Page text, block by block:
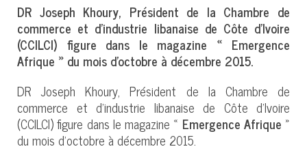
DR Joseph Khoury, Président de la Chambre de
commerce et d’industrie libanaise de Côte d’Ivoire
(CCILCI) figure dans le magazine « Emergence
Afrique » du mois d’octobre à décembre 2015.
DR Joseph Khoury, Président de la Chambre de
commerce et d’industrie libanaise de Côte d’Ivoire
(CCILCI) figure dans le magazine « Emergence Afrique »
du mois d’octobre à décembre 2015.